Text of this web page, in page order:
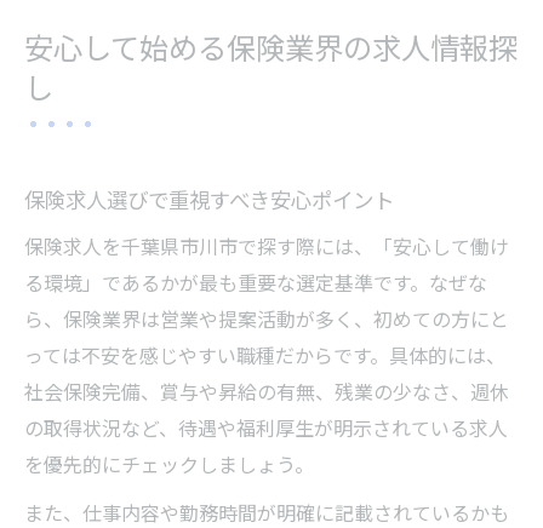
安心して始める保険業界の求人情報探
し
保険求人選びで重視すべき安心ポイント
保険求人を千葉県市川市で探す際には、「安心して働け
る環境」であるかが最も重要な選定基準です。なぜな
ら、保険業界は営業や提案活動が多く、初めての方にと
っては不安を感じやすい職種だからです。具体的には、
社会保険完備、賞与や昇給の有無、残業の少なさ、週休
の取得状況など、待遇や福利厚生が明示されている求人
を優先的にチェックしましょう。
また、仕事内容や勤務時間が明確に記載されているかも